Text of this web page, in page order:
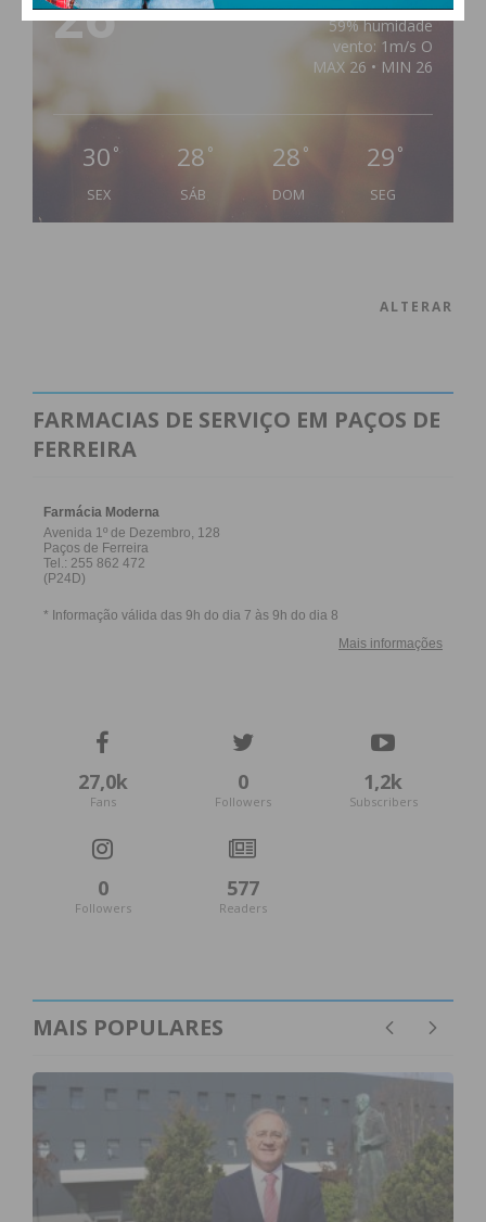
26
clear sky
59% humidade
vento: 1m/s O
MAX 26 • MIN 26
30 °
SEX
28 °
SÁB
28 °
DOM
29 °
SEG
ALTERAR
FARMACIAS DE SERVIÇO EM PAÇOS DE
FERREIRA
27,0k
Fans
0
Followers
1,2k
Subscribers
0
Followers
577
Readers
MAIS POPULARES